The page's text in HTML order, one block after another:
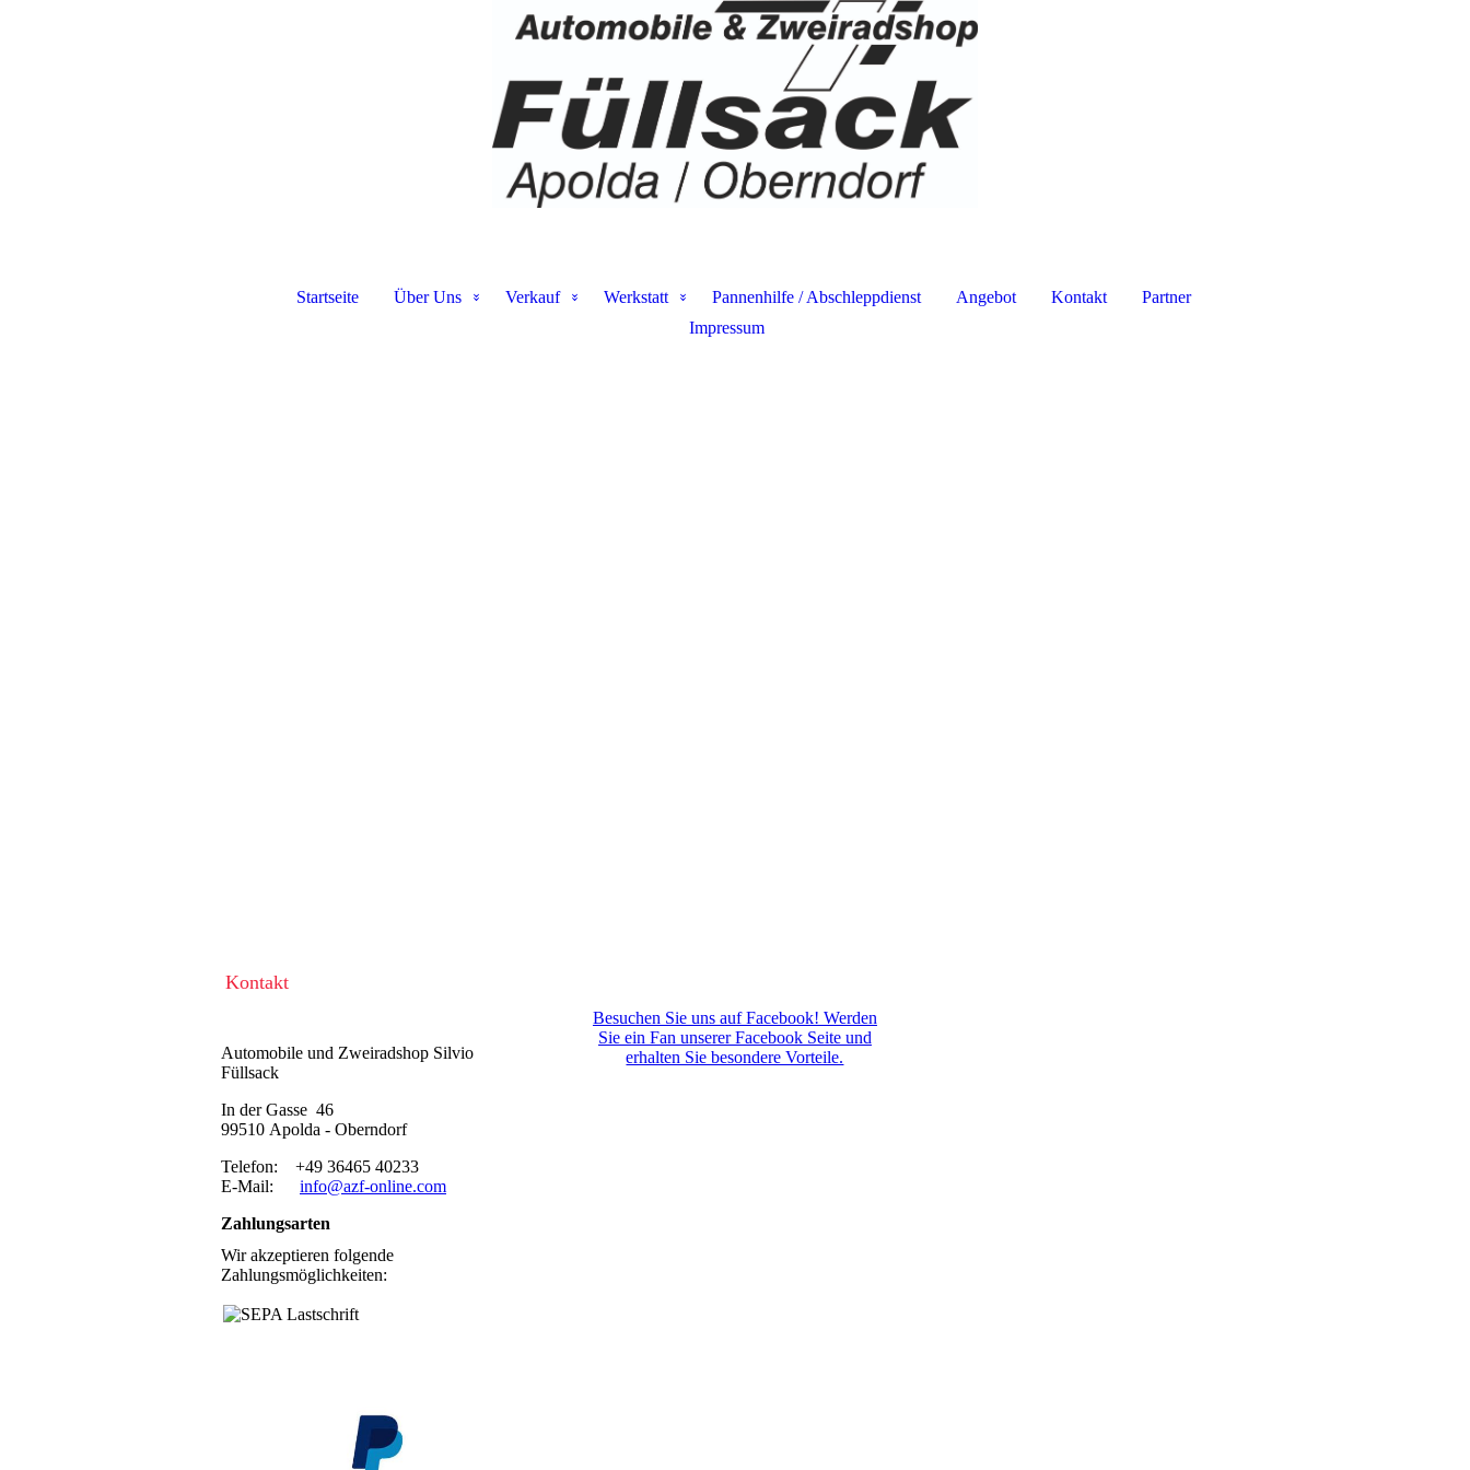
Startseite Über Uns Verkauf Werkstatt Pannenhilfe / Abschleppdienst Angebot Kontakt
Partner
Impressum
Kontakt
Automobile und Zweiradshop Silvio
Füllsack
In der Gasse 46
99510 Apolda - Oberndorf
Telefon: +49 36465 40233
E-Mail: info@azf-online.com
Zahlungsarten
Wir akzeptieren folgende
Zahlungsmöglichkeiten:
Besuchen Sie uns auf Facebook! Werden
Sie ein Fan unserer Facebook Seite und
erhalten Sie besondere Vorteile.